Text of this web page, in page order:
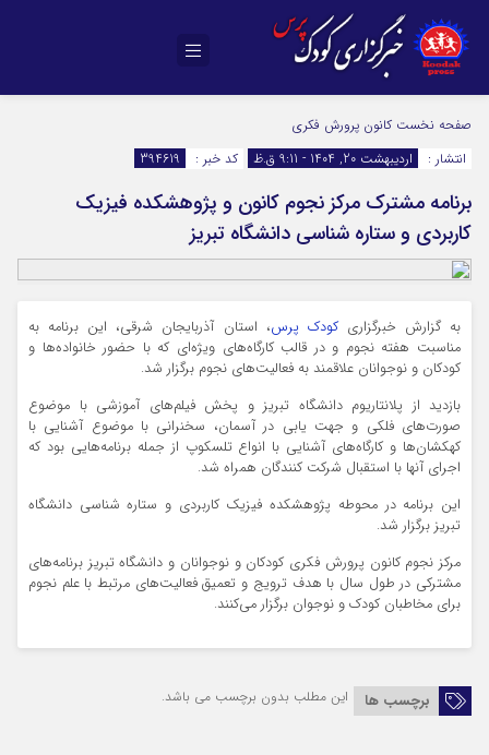
صفحه نخست کانون پرورش فکری
انتشار :
اردیبهشت 20, 1404 - 9:11 ق.ظ کد خبر : 394619
برنامه مشترک مرکز نجوم کانون و پژوهشکده فیزیک
کاربردی و ستاره شناسی دانشگاه تبریز
به گزارش خبرگزاریکودک پرس، استان آذربایجان شرقی، این برنامه به
مناسبت هفته نجوم و در قالب کارگاه‌های ویژه‌ای که با حضور خانواده‌ها و
کودکان و نوجوانان علاقمند به فعالیت‌های نجوم برگزار شد.
بازدید از پلانتاریوم دانشگاه تبریز و پخش فیلم‌های آموزشی با موضوع
صورت‌های فلکی و جهت یابی در آسمان، سخنرانی با موضوع آشنایی با
کهکشان‌ها و کارگاه‌های آشنایی با انواع تلسکوپ از جمله برنامه‌هایی بود که
اجرای آنها با استقبال شرکت کنندگان همراه شد.
این برنامه در محوطه پژوهشکده فیزیک کاربردی و ستاره شناسی دانشگاه
تبریز برگزار شد.
مرکز نجوم کانون پرورش فکری کودکان و نوجوانان و دانشگاه تبریز برنامه‌های
مشترکی در طول سال با هدف ترویج و تعمیق فعالیت‌های مرتبط با علم نجوم
برای مخاطبان کودک و نوجوان برگزار می‌کنند.
برچسب ها این مطلب بدون برچسب می باشد.